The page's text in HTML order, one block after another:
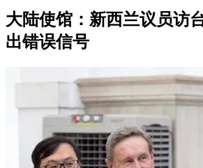
大陆使馆：新西兰议员访
出错误信号